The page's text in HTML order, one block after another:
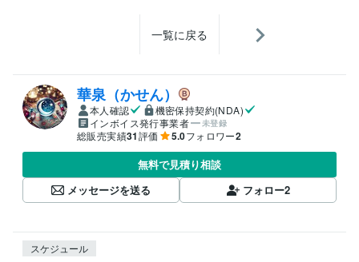
一覧に戻る
華泉（かせん）
本人確認
機密保持契約(NDA)
インボイス発行事業者
未登録
総販売実績31評価 5.0フォロワー2
無料で見積り相談
メッセージを送る
フォロー2
スケジュール